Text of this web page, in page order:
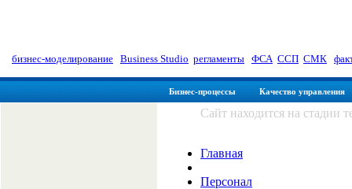
бизнес-моделирование Business Studio регламенты ФСА| ССП СМК
Бизнес-процессы Качество управления
Сайт находится на стадии
Главная
Персонал